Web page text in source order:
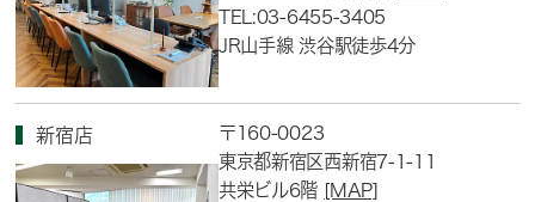
TEL:03-6455-3405
JR山手線 渋谷駅徒歩4分
新宿店
〒160-0023
東京都新宿区西新宿7-1-11
共栄ビル6階 [MAP]